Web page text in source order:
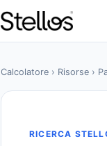
Calcolatore › Risorse ›
RICERCA